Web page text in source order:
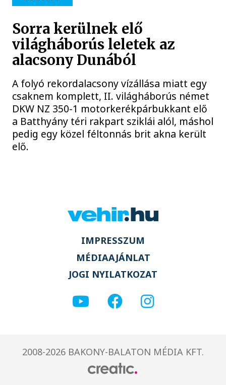
Sorra kerülnek elő
világháborús leletek az
alacsony Dunából
A folyó rekordalacsony vízállása miatt egy
csaknem komplett, II. világháborús német
DKW NZ 350-1 motorkerékpárbukkant elő
a Batthyány téri rakpart sziklái alól, máshol
pedig egy közel féltonnás brit akna került
elő.
IMPRESSZUM
MÉDIAAJÁNLAT
JOGI NYILATKOZAT
2008-2026 BAKONY-BALATON MÉDIA KFT.